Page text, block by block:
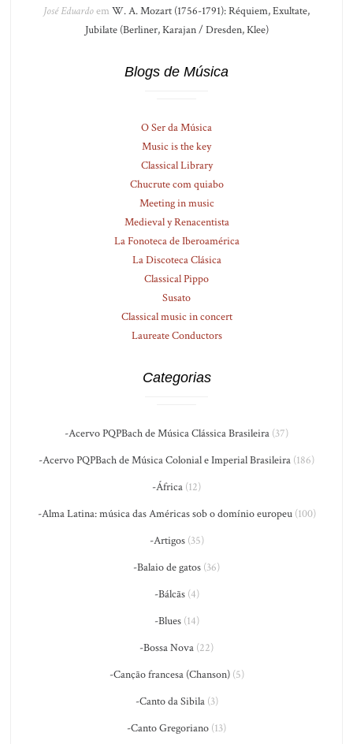
José Eduardoem W. A. Mozart (1756-1791): Réquiem, Exultate,
Jubilate (Berliner, Karajan / Dresden, Klee)
Blogs de Música
O Ser da Música
Music is the key
Classical Library
Chucrute com quiabo
Meeting in music
Medieval y Renacentista
La Fonoteca de Iberoamérica
La Discoteca Clásica
Classical Pippo
Susato
Classical music in concert
Laureate Conductors
Categorias
-Acervo PQPBach de Música Clássica Brasileira (37)
-Acervo PQPBach de Música Colonial e Imperial Brasileira (186)
-África (12)
-Alma Latina: música das Américas sob o domínio europeu(100)
-Artigos(35)
-Balaio de gatos (36)
-Bálcãs(4)
-Blues(14)
-Bossa Nova (22)
-Canção francesa (Chanson)(5)
-Canto da Sibila(3)
-Canto Gregoriano (13)